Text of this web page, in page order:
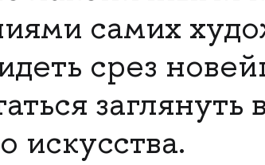
самих
срез
заглянуть
искусства.